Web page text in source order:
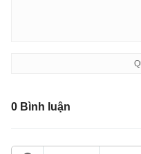
0 Bình luận